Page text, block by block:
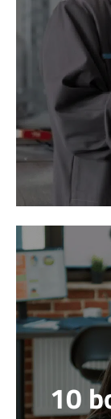
10